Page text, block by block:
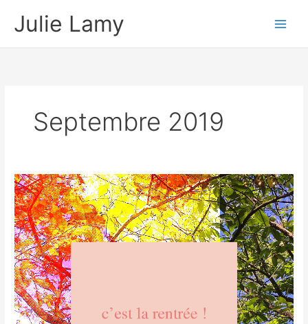
Julie Lamy
Septembre 2019
Bonne
rentrée
!